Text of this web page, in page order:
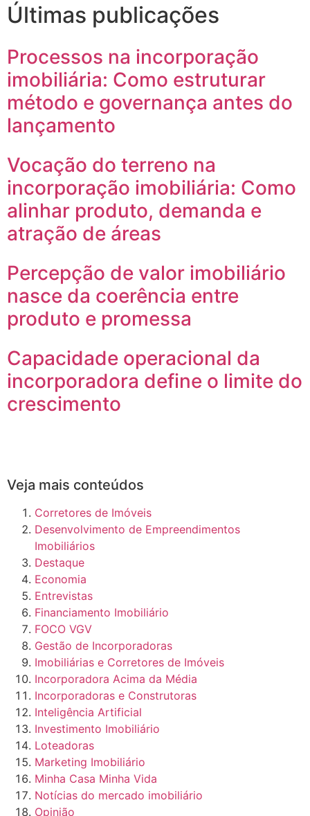
Últimas publicações
Processos na incorporação
imobiliária: Como estruturar
método e governança antes do
lançamento
Vocação do terreno na
incorporação imobiliária: Como
alinhar produto, demanda e
atração de áreas
Percepção de valor imobiliário
nasce da coerência entre
produto e promessa
Capacidade operacional da
incorporadora define o limite do
crescimento
Veja mais conteúdos
Corretores de Imóveis
Desenvolvimento de Empreendimentos
Imobiliários
Destaque
Economia
Entrevistas
Financiamento Imobiliário
FOCO VGV
Gestão de Incorporadoras
Imobiliárias e Corretores de Imóveis
Incorporadora Acima da Média
Incorporadoras e Construtoras
Inteligência Artificial
Investimento Imobiliário
Loteadoras
Marketing Imobiliário
Minha Casa Minha Vida
Notícias do mercado imobiliário
Opinião